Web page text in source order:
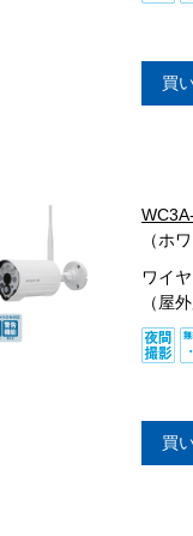
買
（ホ
ワイ
（屋
買